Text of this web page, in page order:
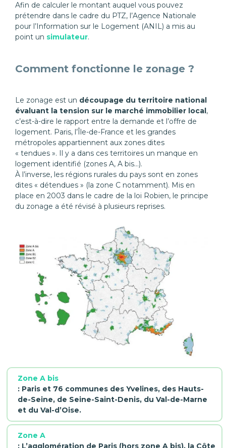
Afin de calculer le montant auquel vous pouvez
prétendre dans le cadre du PTZ, l’Agence Nationale
pour l’Information sur le Logement (ANIL) a mis au
point un simulateur.
Comment fonctionne le zonage ?
Le zonage est un découpage du territoire national
évaluant la tension sur le marché immobilier local,
c’est-à-dire le rapport entre la demande et l’offre de
logement. Paris, l’Île-de-France et les grandes
métropoles appartiennent aux zones dites
« tendues ». Il y a dans ces territoires un manque en
logement identifié (zones A, A bis…).
À l’inverse, les régions rurales du pays sont en zones
dites « détendues » (la zone C notamment). Mis en
place en 2003 dans le cadre de la loi Robien, le principe
du zonage a été révisé à plusieurs reprises.
Zone A bis
: Paris et 76 communes des Yvelines, des Hauts-
de-Seine, de Seine-Saint-Denis, du Val-de-Marne
et du Val-d’Oise.
Zone A
: L’agglomération de Paris (hors zone A bis), la Côte